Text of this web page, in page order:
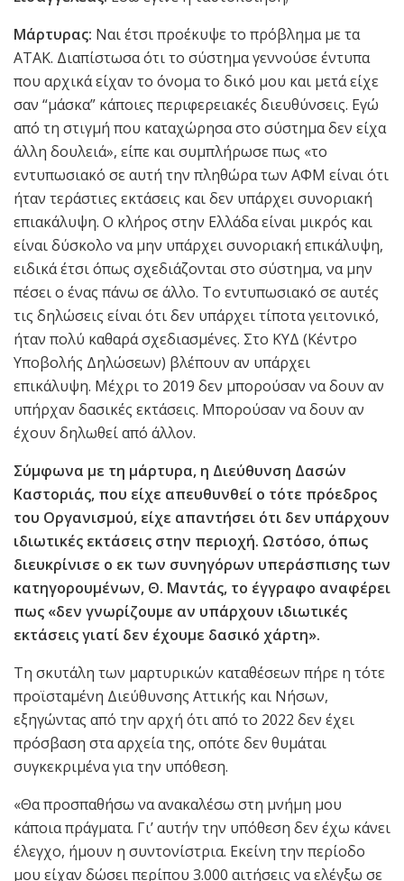
Μάρτυρας: Ναι έτσι προέκυψε το πρόβλημα με τα
ΑΤΑΚ. Διαπίστωσα ότι το σύστημα γεννούσε έντυπα
που αρχικά είχαν το όνομα το δικό μου και μετά είχε
σαν “μάσκα” κάποιες περιφερειακές διευθύνσεις. Εγώ
από τη στιγμή που καταχώρησα στο σύστημα δεν είχα
άλλη δουλειά», είπε και συμπλήρωσε πως «το
εντυπωσιακό σε αυτή την πληθώρα των ΑΦΜ είναι ότι
ήταν τεράστιες εκτάσεις και δεν υπάρχει συνοριακή
επιακάλυψη. Ο κλήρος στην Ελλάδα είναι μικρός και
είναι δύσκολο να μην υπάρχει συνοριακή επικάλυψη,
ειδικά έτσι όπως σχεδιάζονται στο σύστημα, να μην
πέσει ο ένας πάνω σε άλλο. Το εντυπωσιακό σε αυτές
τις δηλώσεις είναι ότι δεν υπάρχει τίποτα γειτονικό,
ήταν πολύ καθαρά σχεδιασμένες. Στο ΚΥΔ (Κέντρο
Υποβολής Δηλώσεων) βλέπουν αν υπάρχει
επικάλυψη. Μέχρι το 2019 δεν μπορούσαν να δουν αν
υπήρχαν δασικές εκτάσεις. Μπορούσαν να δουν αν
έχουν δηλωθεί από άλλον.
Σύμφωνα με τη μάρτυρα, η Διεύθυνση Δασών
Καστοριάς, που είχε απευθυνθεί ο τότε πρόεδρος
του Οργανισμού, είχε απαντήσει ότι δεν υπάρχουν
ιδιωτικές εκτάσεις στην περιοχή. Ωστόσο, όπως
διευκρίνισε ο εκ των συνηγόρων υπεράσπισης των
κατηγορουμένων, Θ. Μαντάς, το έγγραφο αναφέρει
πως «δεν γνωρίζουμε αν υπάρχουν ιδιωτικές
εκτάσεις γιατί δεν έχουμε δασικό χάρτη».
Τη σκυτάλη των μαρτυρικών καταθέσεων πήρε η τότε
προϊσταμένη Διεύθυνσης Αττικής και Νήσων,
εξηγώντας από την αρχή ότι από το 2022 δεν έχει
πρόσβαση στα αρχεία της, οπότε δεν θυμάται
συγκεκριμένα για την υπόθεση.
«Θα προσπαθήσω να ανακαλέσω στη μνήμη μου
κάποια πράγματα. Γι’ αυτήν την υπόθεση δεν έχω κάνει
έλεγχο, ήμουν η συντονίστρια. Εκείνη την περίοδο
μου είχαν δώσει περίπου 3.000 αιτήσεις να ελέγξω σε